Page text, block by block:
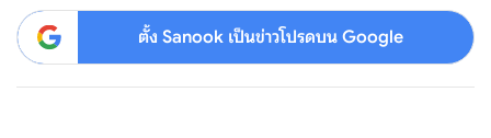
ตั้ง Sanook เป็นข่าวโปรดบน Google